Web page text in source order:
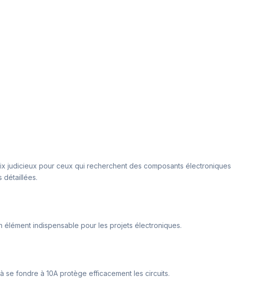
judicieux pour ceux qui recherchent des composants électroniques
détaillées.
indispensable pour les projets électroniques.
se fondre à 10A protège efficacement les circuits.